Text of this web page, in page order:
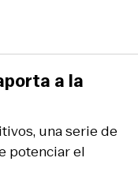
una serie de
potenciar el
a la